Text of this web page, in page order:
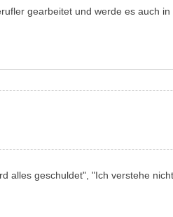
gearbeitet und werde es auch in
alles geschuldet", "Ich verstehe